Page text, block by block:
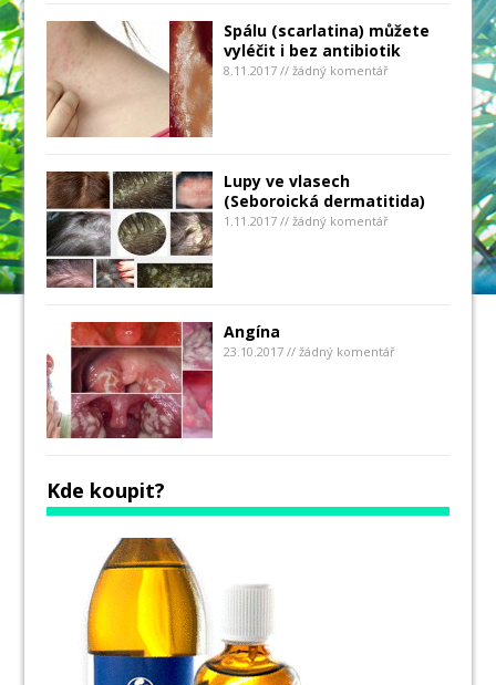
Spálu (scarlatina) můžete
vyléčit i bez antibiotik
8.11.2017 // žádný komentář
Lupy ve vlasech
(Seboroická dermatitida)
1.11.2017 // žádný komentář
Angína
23.10.2017 // žádný komentář
Kde koupit?